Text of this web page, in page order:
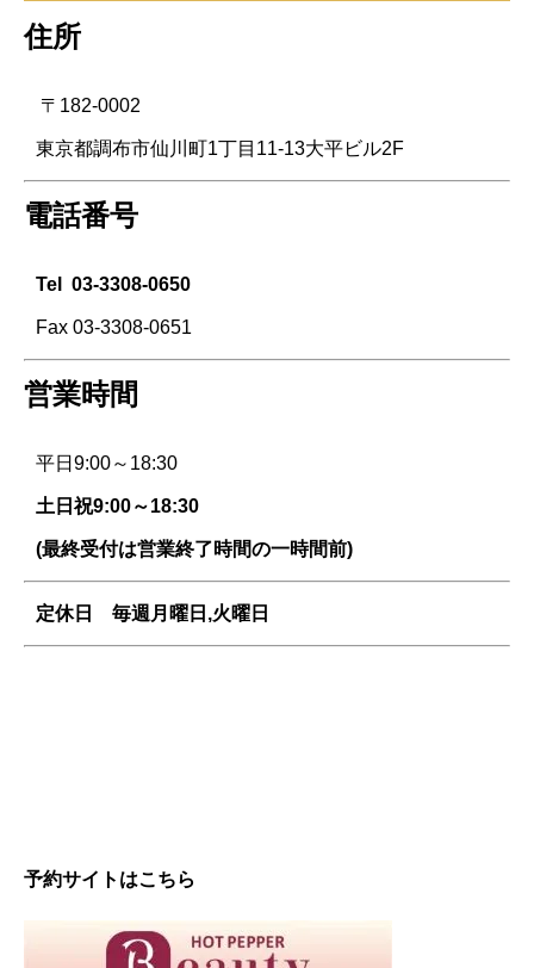
住所
〒182-0002
東京都調布市仙川町1丁目11-13大平ビル2F
電話番号
Tel 03-3308-0650
Fax 03-3308-0651
営業時間
平日9:00～18:30
土日祝9:00～18:30
(最終受付は営業終了時間の一時間前)
定休日 毎週 月曜日,火曜日
予約サイトはこちら